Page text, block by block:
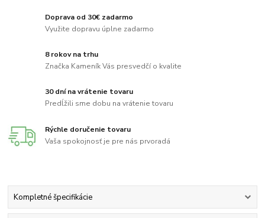
Doprava od 30€ zadarmo
Využite dopravu úplne zadarmo
8 rokov na trhu
Značka Kameník Vás presvedčí o kvalite
30 dní na vrátenie tovaru
Predĺžili sme dobu na vrátenie tovaru
Rýchle doručenie tovaru
Vaša spokojnosť je pre nás prvoradá
Kompletné špecifikácie